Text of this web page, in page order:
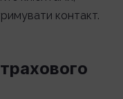
контакт.